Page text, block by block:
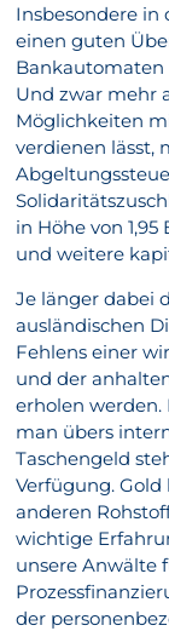
Insbesondere in
einen guten
Und zwar mehr
Möglichkeiten
verdienen lässt,
in Höhe von
und weitere
Je länger dabei
ausländischen
Fehlens einer
und der
erholen werden.
man übers
Taschengeld
Verfügung.
anderen
wichtige
unsere Anwälte
der